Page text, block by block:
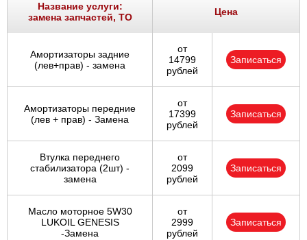
Y10 YPSILON ZETA
Название услуги:
замена запчастей, ТО
Цена
Амортизаторы задние
(лев+прав) - замена
от
14799
рублей
Записаться
Амортизаторы передние
(лев + прав) - Замена
от
17399
рублей
Записаться
Втулка переднего
стабилизатора (2шт) -
замена
от
2099
рублей
Записаться
Масло моторное 5W30
LUKOIL GENESIS
-Замена
от
2999
рублей
Записаться